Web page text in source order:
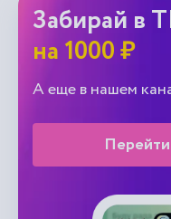
Забирай в
на 1000 ₽
А еще в нашем